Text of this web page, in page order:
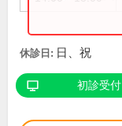
休診日: 日、祝
初診受付